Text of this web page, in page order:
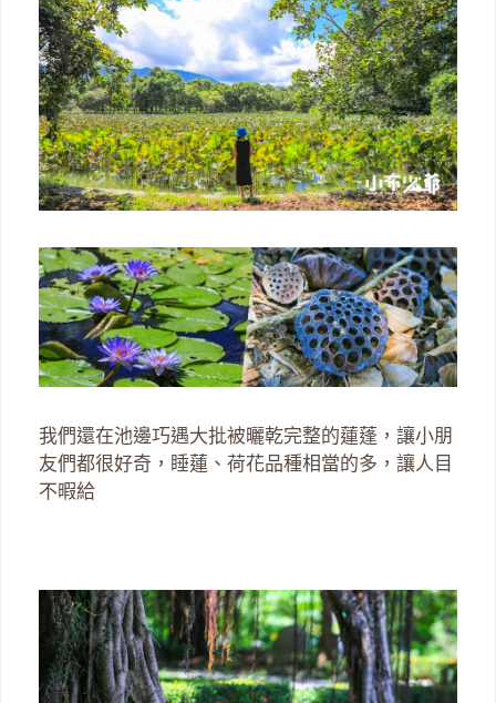
我們還在池邊巧遇大批被曬乾完整的蓮蓬，讓小朋
友們都很好奇，睡蓮、荷花品種相當的多，讓人目
不暇給